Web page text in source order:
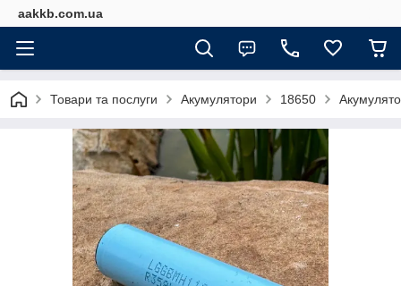
aakkb.com.ua
Товари та послуги Акумулятори 18650